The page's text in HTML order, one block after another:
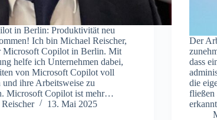
in Berlin: Produktivität neu
Ich bin Michael Reischer,
Microsoft Copilot in Berlin. Mit
helfe ich Unternehmen dabei,
von Microsoft Copilot voll
und ihre Arbeitsweise zu
Microsoft Copilot ist mehr…
13. Mai 2025
Der
dass
die
fließen